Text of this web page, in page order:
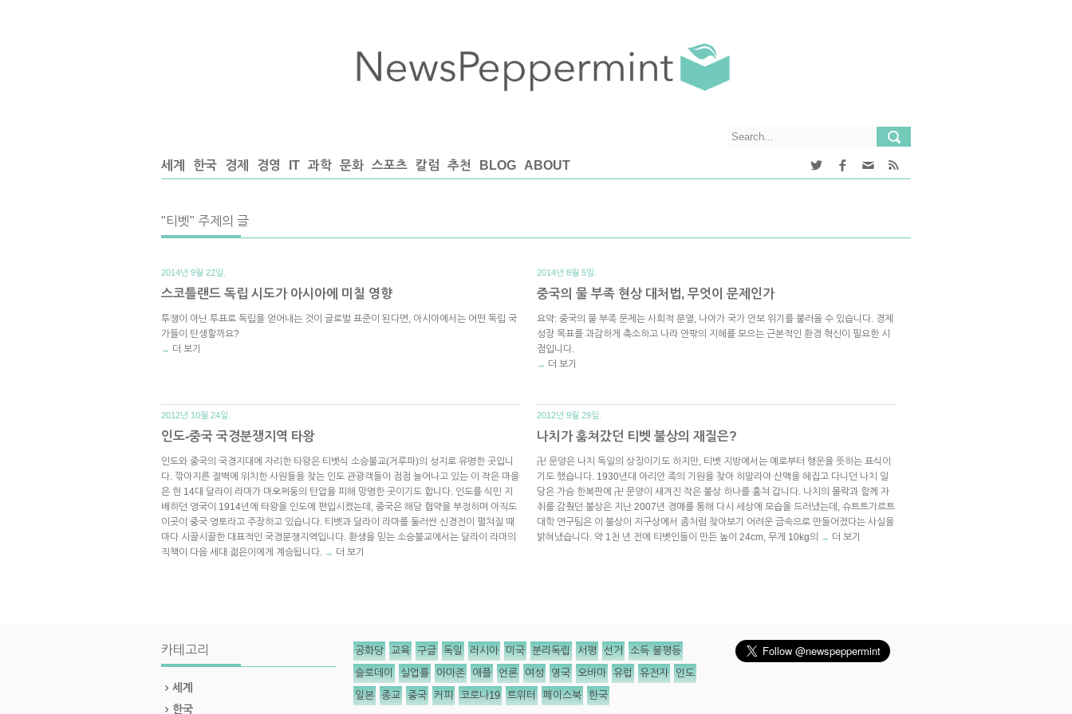
세계 한국 경제 경영 IT 과학 문화 스포츠 칼럼 추천 BLOG ABOUT
"티벳" 주제의 글
2014년 9월 22일.
스코틀랜드 독립 시도가 아시아에 미칠 영향
투쟁이 아닌 투표로 독립을 얻어내는 것이 글로벌 표준이 된다면, 아시아에서는 어떤 독립 국
가들이 탄생할까요?
→ 더 보기
2014년 8월 5일.
중국의 물 부족 현상 대처법, 무엇이 문제인가
요약: 중국의 물 부족 문제는 사회적 분열, 나아가 국가 안보 위기를 불러올 수 있습니다. 경제
성장 목표를 과감하게 축소하고 나라 안팎의 지혜를 모으는 근본적인 환경 혁신이 필요한 시
점입니다.
→ 더 보기
2012년 10월 24일.
인도-중국 국경분쟁지역 타왕
인도와 중국의 국경지대에 자리한 타왕은 티벳식 소승불교(거루파)의 성지로 유명한 곳입니
다. 깎아지른 절벽에 위치한 사원들을 찾는 인도 관광객들이 점점 늘어나고 있는 이 작은 마을
은 현 14대 달라이 라마가 마오쩌둥의 탄압을 피해 망명한 곳이기도 합니다. 인도를 식민 지
배하던 영국이 1914년에 타왕을 인도에 편입시켰는데, 중국은 해당 협약을 부정하며 아직도
이곳이 중국 영토라고 주장하고 있습니다. 티벳과 달라이 라마를 둘러싼 신경전이 펼쳐질 때
마다 시끌시끌한 대표적인 국경분쟁지역입니다. 환생을 믿는 소승불교에서는 달라이 라마의
직책이 다음 세대 젊은이에게 계승됩니다. → 더 보기
2012년 9월 29일.
나치가 훔쳐갔던 티벳 불상의 재질은?
卍 문양은 나치 독일의 상징이기도 하지만, 티벳 지방에서는 예로부터 행운을 뜻하는 표식이
기도 했습니다. 1930년대 아리안 족의 기원을 찾아 히말라야 산맥을 헤집고 다니던 나치 일
당은 가슴 한복판에 卍 문양이 새겨진 작은 불상 하나를 훔쳐 갑니다. 나치의 몰락과 함께 자
취를 감췄던 불상은 지난 2007년 경매를 통해 다시 세상에 모습을 드러냈는데, 슈트트가르트
대학 연구팀은 이 불상이 지구상에서 좀처럼 찾아보기 어려운 금속으로 만들어졌다는 사실을
밝혀냈습니다. 약 1천 년 전에 티벳인들이 만든 높이 24cm, 무게 10kg의
→ 더 보기
카테고리
세계
한국
공화당 교육 구글 독일 러시아 미국 분리독립 서평 선거 소득 불평등
슬로데이 실업률 아마존 애플 언론 여성 영국 오바마 유럽 유전자 인도
일본 종교 중국 커피 코로나19 트위터 페이스북 한국